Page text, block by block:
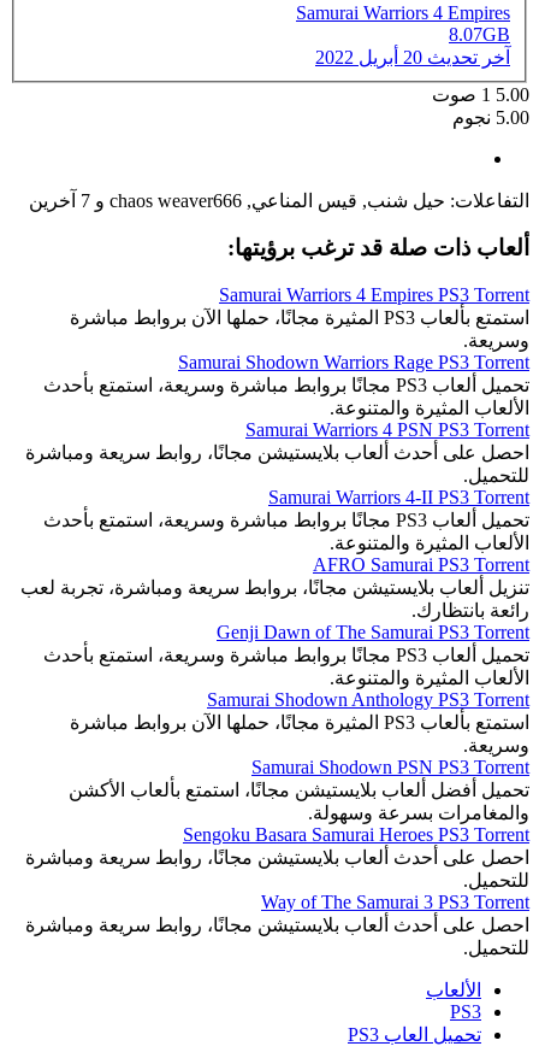
Samurai Warriors 4 Empires
8.07GB
آخر تحديث 20 أبريل 2022
5.00
1 صوت
5.00 نجوم
التفاعلات: حيل شنب, قيس المناعي,
chaos weaver666 و 7 آخرين
ألعاب ذات صلة قد ترغب برؤيتها:
Samurai Warriors 4 Empires PS3 Torrent
استمتع بألعاب PS3 المثيرة مجانًا، حملها الآن بروابط مباشرة
وسريعة.
Samurai Shodown Warriors Rage PS3 Torrent
تحميل ألعاب PS3 مجانًا بروابط مباشرة وسريعة، استمتع بأحدث
الألعاب المثيرة والمتنوعة.
Samurai Warriors 4 PSN PS3 Torrent
احصل على أحدث ألعاب بلايستيشن مجانًا، روابط سريعة ومباشرة
للتحميل.
Samurai Warriors 4-II PS3 Torrent
تحميل ألعاب PS3 مجانًا بروابط مباشرة وسريعة، استمتع بأحدث
الألعاب المثيرة والمتنوعة.
AFRO Samurai PS3 Torrent
تنزيل ألعاب بلايستيشن مجانًا، بروابط سريعة ومباشرة، تجربة لعب
رائعة بانتظارك.
Genji Dawn of The Samurai PS3 Torrent
تحميل ألعاب PS3 مجانًا بروابط مباشرة وسريعة، استمتع بأحدث
الألعاب المثيرة والمتنوعة.
Samurai Shodown Anthology PS3 Torrent
استمتع بألعاب PS3 المثيرة مجانًا، حملها الآن بروابط مباشرة
وسريعة.
Samurai Shodown PSN PS3 Torrent
تحميل أفضل ألعاب بلايستيشن مجانًا، استمتع بألعاب الأكشن
والمغامرات بسرعة وسهولة.
Sengoku Basara Samurai Heroes PS3 Torrent
احصل على أحدث ألعاب بلايستيشن مجانًا، روابط سريعة ومباشرة
للتحميل.
Way of The Samurai 3 PS3 Torrent
احصل على أحدث ألعاب بلايستيشن مجانًا، روابط سريعة ومباشرة
للتحميل.
الألعاب
PS3
تحميل العاب PS3